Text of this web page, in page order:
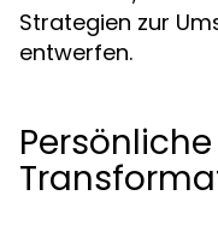
Strategien zur
entwerfen.
Persönliche